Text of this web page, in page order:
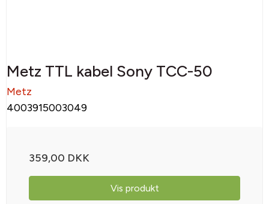
Metz TTL kabel Sony TCC-50
Metz
4003915003049
359,00 DKK
Vis produkt